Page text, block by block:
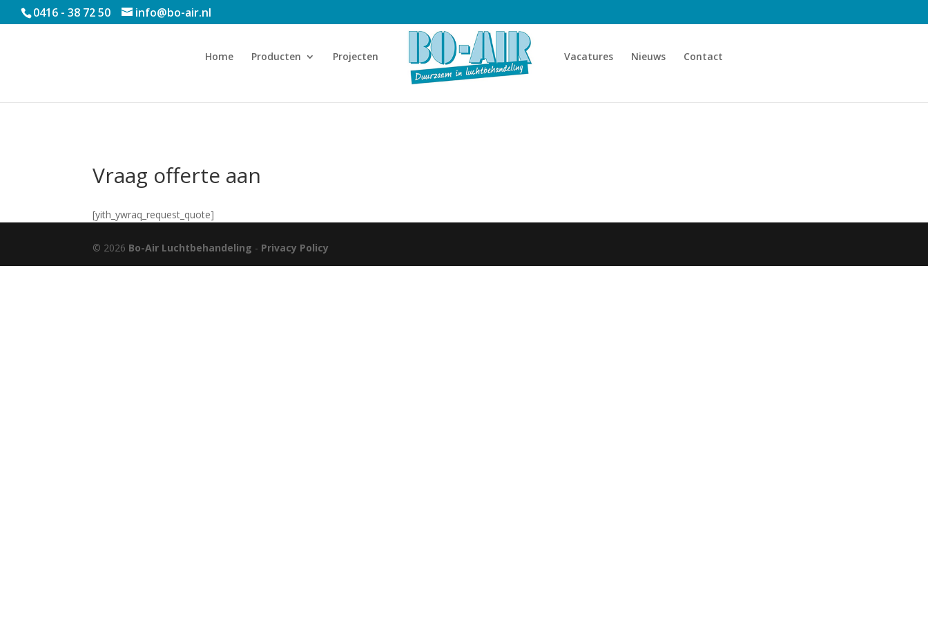
0416 - 38 72 50 info@bo-air.nl
Home Producten Projecten Vacatures Nieuws Contact
Vraag offerte aan
[yith_ywraq_request_quote]
© 2026 Bo-Air Luchtbehandeling - Privacy Policy